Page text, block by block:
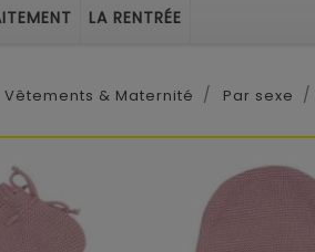
LA RENTRÉE
Vêtements & Maternité Par sexe